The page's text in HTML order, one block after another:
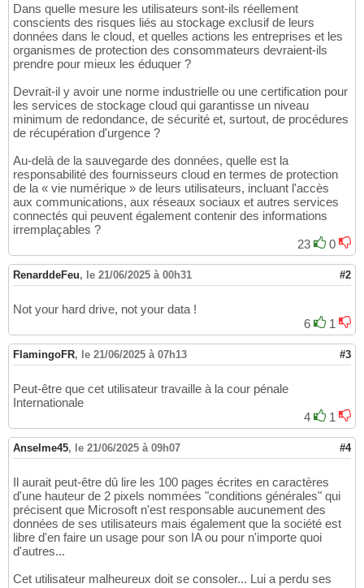
Dans quelle mesure les utilisateurs sont-ils réellement
conscients des risques liés au stockage exclusif de leurs
données dans le cloud, et quelles actions les entreprises et les
organismes de protection des consommateurs devraient-ils
prendre pour mieux les éduquer ?
Devrait-il y avoir une norme industrielle ou une certification pour
les services de stockage cloud qui garantisse un niveau
minimum de redondance, de sécurité et, surtout, de procédures
de récupération d'urgence ?
Au-delà de la sauvegarde des données, quelle est la
responsabilité des fournisseurs cloud en termes de protection
de la « vie numérique » de leurs utilisateurs, incluant l'accès
aux communications, aux réseaux sociaux et autres services
connectés qui peuvent également contenir des informations
irremplaçables ?
23
0
RenarddeFeu, le 21/06/2025 à 00h31 #2
Not your hard drive, not your data !
6
1
FlamingoFR, le 21/06/2025 à 07h13 #3
Peut-être que cet utilisateur travaille à la cour pénale
Internationale
4
1
Anselme45, le 21/06/2025 à 09h07 #4
Il aurait peut-être dû lire les 100 pages écrites en caractères
d'une hauteur de 2 pixels nommées "conditions générales" qui
précisent que Microsoft n'est responsable aucunement des
données de ses utilisateurs mais également que la société est
libre d'en faire un usage pour son IA ou pour n'importe quoi
d'autres...
Cet utilisateur malheureux doit se consoler... Lui a perdu ses